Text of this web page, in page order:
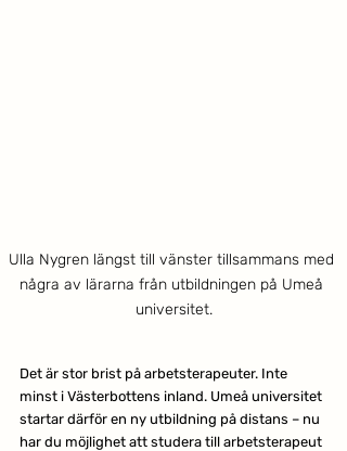
Ulla Nygren längst till vänster tillsammans med
några av lärarna från utbildningen på Umeå
universitet.
Det är stor brist på arbetsterapeuter. Inte
minst i Västerbottens inland. Umeå universitet
startar därför en ny utbildning på distans – nu
har du möjlighet att studera till arbetsterapeut